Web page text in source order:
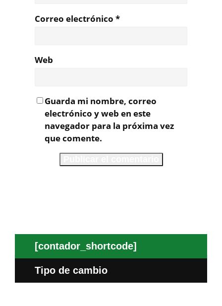
Correo electrónico *
Web
Guarda mi nombre, correo
electrónico y web en este
navegador para la próxima vez
que comente.
[contador_shortcode]
Tipo de cambio